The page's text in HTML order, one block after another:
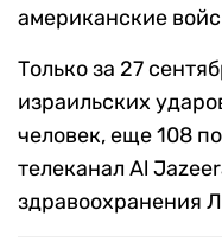
американские
Только за 27
израильских
человек, еще 108
телеканал Al
здравоохранения